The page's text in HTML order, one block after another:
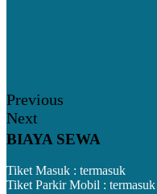
Previous
Next
BIAYA SEWA
Tiket Masuk : termasuk
Tiket Parkir Mobil : termasuk